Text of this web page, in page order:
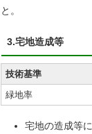
と。
3.宅地造成等
技術基準
緑地率
宅地の造成等